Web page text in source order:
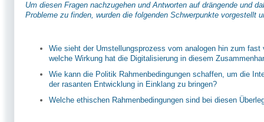
Um diesen Fragen nachzugehen und Antworten auf drängende und
Probleme zu finden, wurden die folgenden Schwerpunkte vorgestellt
Wie sieht der Umstellungsprozess vom analogen hin zum
welche Wirkung hat die Digitalisierung in diesem
Wie kann die Politik Rahmenbedingungen schaffen, um die
der rasanten Entwicklung in Einklang zu bringen?
Welche ethischen Rahmenbedingungen sind bei diesen